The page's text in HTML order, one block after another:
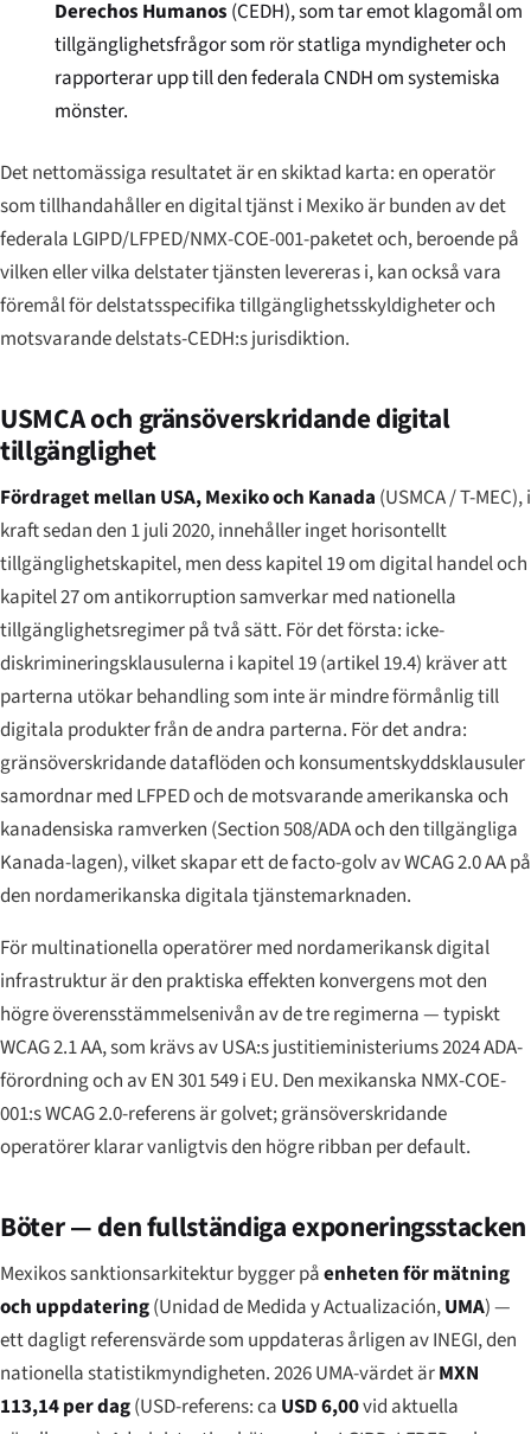
Derechos Humanos (CEDH), som tar emot klagomål om
tillgänglighetsfrågor som rör statliga myndigheter och
rapporterar upp till den federala CNDH om systemiska
mönster.
Det nettomässiga resultatet är en skiktad karta: en operatör
som tillhandahåller en digital tjänst i Mexiko är bunden av det
federala LGIPD/LFPED/NMX-COE-001-paketet och, beroende på
vilken eller vilka delstater tjänsten levereras i, kan också vara
föremål för delstatsspecifika tillgänglighetsskyldigheter och
motsvarande delstats-CEDH:s jurisdiktion.
USMCA och gränsöverskridande digital
tillgänglighet
Fördraget mellan USA, Mexiko och Kanada (USMCA / T-MEC), i
kraft sedan den 1 juli 2020, innehåller inget horisontellt
tillgänglighetskapitel, men dess kapitel 19 om digital handel och
kapitel 27 om antikorruption samverkar med nationella
tillgänglighetsregimer på två sätt. För det första: icke-
diskrimineringsklausulerna i kapitel 19 (artikel 19.4) kräver att
parterna utökar behandling som inte är mindre förmånlig till
digitala produkter från de andra parterna. För det andra:
gränsöverskridande dataflöden och konsumentskyddsklausuler
samordnar med LFPED och de motsvarande amerikanska och
kanadensiska ramverken (Section 508/ADA och den tillgängliga
Kanada-lagen), vilket skapar ett de facto-golv av WCAG 2.0 AA på
den nordamerikanska digitala tjänstemarknaden.
För multinationella operatörer med nordamerikansk digital
infrastruktur är den praktiska effekten konvergens mot den
högre överensstämmelsenivån av de tre regimerna — typiskt
WCAG 2.1 AA, som krävs av USA:s justitieministeriums 2024 ADA-
förordning och av EN 301 549 i EU. Den mexikanska NMX-COE-
001:s WCAG 2.0-referens är golvet; gränsöverskridande
operatörer klarar vanligtvis den högre ribban per default.
Böter — den fullständiga exponeringsstacken
Mexikos sanktionsarkitektur bygger påenheten för mätning
och uppdatering(Unidad de Medida y Actualización,UMA) —
ett dagligt referensvärde som uppdateras årligen av INEGI, den
nationella statistikmyndigheten. 2026 UMA-värdet ärMXN
113,14 per dag(USD-referens: ca USD 6,00vid aktuella